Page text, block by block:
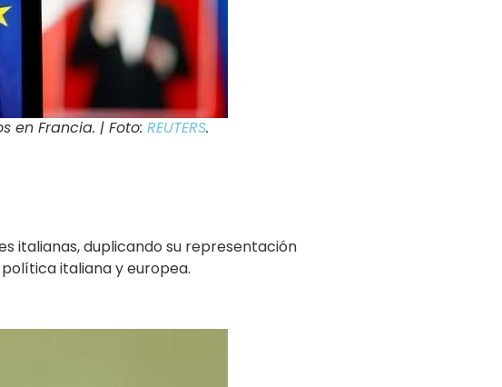
en Francia. | Foto: REUTERS.
italianas, duplicando su representación
italiana y europea.